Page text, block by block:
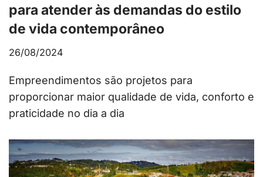
para atender às demandas do estilo
de vida contemporâneo
26/08/2024
Empreendimentos são projetos para
proporcionar maior qualidade de vida, conforto e
praticidade no dia a dia